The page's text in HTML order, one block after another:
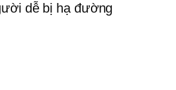
dễ bị hạ đường